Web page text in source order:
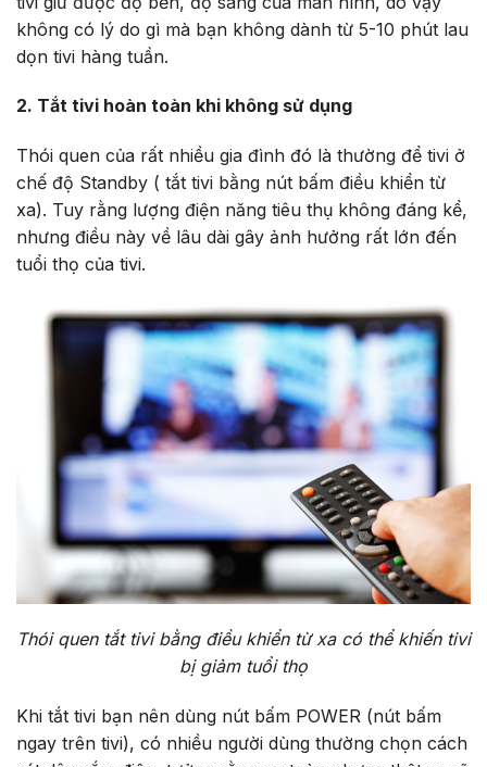
không có lý do gì mà bạn không dành từ 5-10 phút lau
dọn tivi hàng tuần.
2. Tắt tivi hoàn toàn khi không sử dụng
Thói quen của rất nhiều gia đình đó là thường để tivi ở
chế độ Standby ( tắt tivi bằng nút bấm điều khiển từ
xa). Tuy rằng lượng điện năng tiêu thụ không đáng kể,
nhưng điều này về lâu dài gây ảnh hưởng rất lớn đến
tuổi thọ của tivi.
Thói quen tắt tivi bằng điều khiển từ xa có thể khiến tivi
bị giảm tuổi thọ
Khi tắt tivi bạn nên dùng nút bấm POWER (nút bấm
ngay trên tivi), có nhiều người dùng thường chọn cách